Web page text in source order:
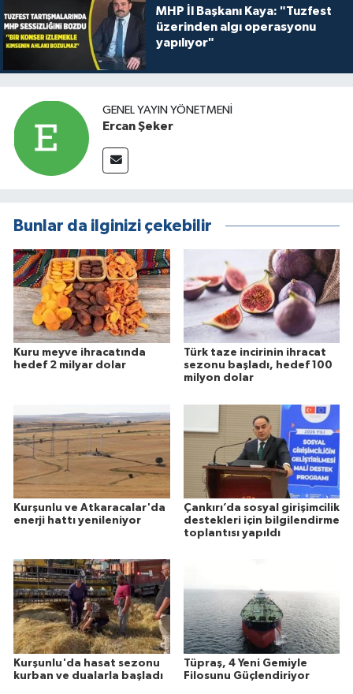
MHP İl Başkanı Kaya: "Tuzfest
üzerinden algı operasyonu
yapılıyor"
GENEL YAYIN YÖNETMENI
Ercan Şeker
Bunlar da ilginizi çekebilir
Kuru meyve ihracatında
hedef 2 milyar dolar
Türk taze incirinin ihracat
sezonu başladı, hedef 100
milyon dolar
Kurşunlu ve Atkaracalar'da
enerji hattı yenileniyor
Çankırı’da sosyal girişimcilik
destekleri için bilgilendirme
toplantısı yapıldı
Kurşunlu'da hasat sezonu
kurban ve dualarla başladı
Tüpraş, 4 Yeni Gemiyle
Filosunu Güçlendiriyor